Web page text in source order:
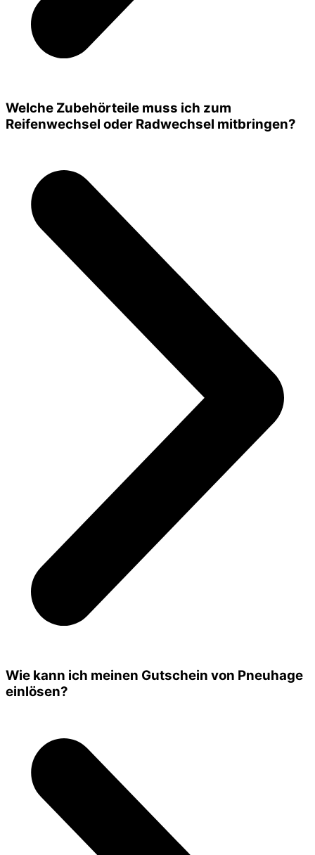
Welche Zubehörteile muss ich zum
Reifenwechsel oder Radwechsel mitbringen?
Wie kann ich meinen Gutschein von Pneuhage
einlösen?